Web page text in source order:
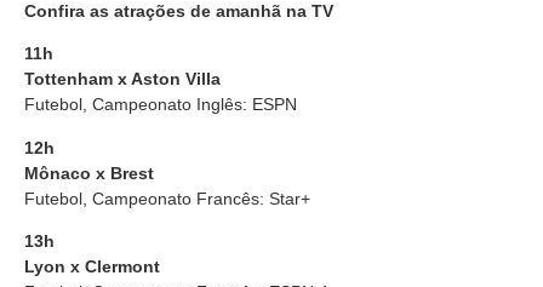
Confira as atrações de amanhã na TV
11h
Tottenham x Aston Villa
Futebol, Campeonato Inglês: ESPN
12h
Mônaco x Brest
Futebol, Campeonato Francês: Star+
13h
Lyon x Clermont